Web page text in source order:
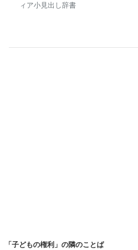
ィア小見出し辞書
「子どもの権利」の隣のことば